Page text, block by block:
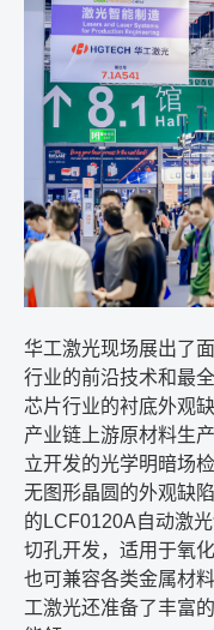
华工激光现场展出了
行业的前沿技术和最
芯片行业的衬底外观
产业链上游原材料生
立开发的光学明暗场
无图形晶圆的外观缺
的 LCF0120A自动激
切孔开发，适用于氧
也可兼容各类金属材
工激光还准备了丰富